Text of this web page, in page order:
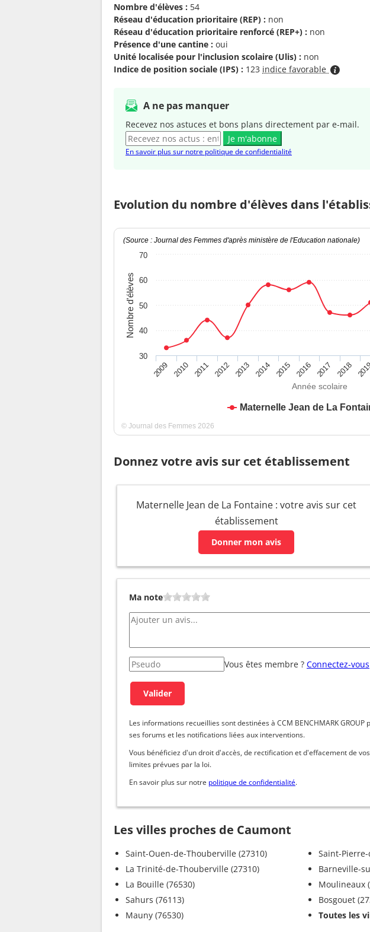
Nombre d'élèves : 54
Réseau d'éducation prioritaire (REP) : non
Réseau d'éducation prioritaire renforcé (REP+) : non
Présence d'une cantine : oui
Unité localisée pour l'inclusion scolaire (Ulis) : non
Indice de position sociale (IPS) : 123 indice favorable
A ne pas manquer
Recevez nos astuces et bons plans directement par e-mail.
Je m'abonne
En savoir plus sur notre politique de confidentialité
Evolution du nombre d'élèves dans
Année scolaire
Nombre d'élèves
(Source : Journal des Femmes d'après ministère de l'Education nationale)
Maternelle Jean de La
2009 2010 2011 2012 2013 2014 2015 2016 2017 2018
30
40
50
60
70
© Journal des Femmes 2026
Donnez votre avis sur cet établissement
Maternelle Jean de La Fontaine : votre avis sur cet
établissement
Donner mon avis
Ma note
Vous êtes membre ? Connectez-vous
Les informations recueillies sont destinées à CCM BENCHMARK
ses forums et les notifications liées aux interventions.
Vous bénéficiez d'un droit d'accès, de rectification et d'effacement de
limites prévues par la loi.
En savoir plus sur notre politique de confidentialité.
Les villes proches de Caumont
Saint-Ouen-de-Thouberville (27310)
La Trinité-de-Thouberville (27310)
La Bouille (76530)
Sahurs (76113)
Mauny (76530)
Saint-
Barneville-
Moulineaux
Bosgouet
Toutes les